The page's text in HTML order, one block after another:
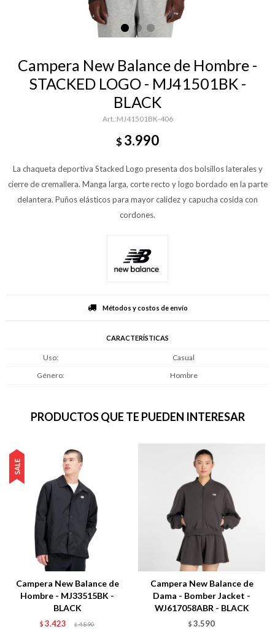
Campera New Balance de Hombre -
STACKED LOGO - MJ41501BK -
BLACK
MJ41501BK-406
$3.990
La chaqueta deportiva Stacked Logo presenta dos bolsillos laterales y
cierre de cremallera. Manga larga, corte recto y logo bordado en la parte
delantera. Puños elásticos para mayor calidez y capucha cosida con
cordones.
Métodos y costos de envío
CARACTERÍSTICAS
Uso
Casual
Género
Hombre
PRODUCTOS QUE TE PUEDEN INTERESAR
Campera New Balance de
Hombre - MJ33515BK -
BLACK
$ 3.423 $ 4.890
Campera New Balance de
Dama - Bomber Jacket -
WJ617058ABR - BLACK
$ 3.590